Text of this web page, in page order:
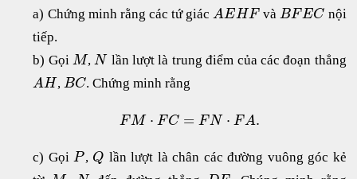
a) Chứng minh rằng các tứ giácAEHFvà BFEC nội
tiếp.
b) GọiM,N lần lượt là trung điểm của các đoạn thẳng
AH , BC. Chứng minh rằng
FM ⋅ FC = FN ⋅ FA.
c) GọiP , Q lần lượt là chân các đường vuông góc kẻ